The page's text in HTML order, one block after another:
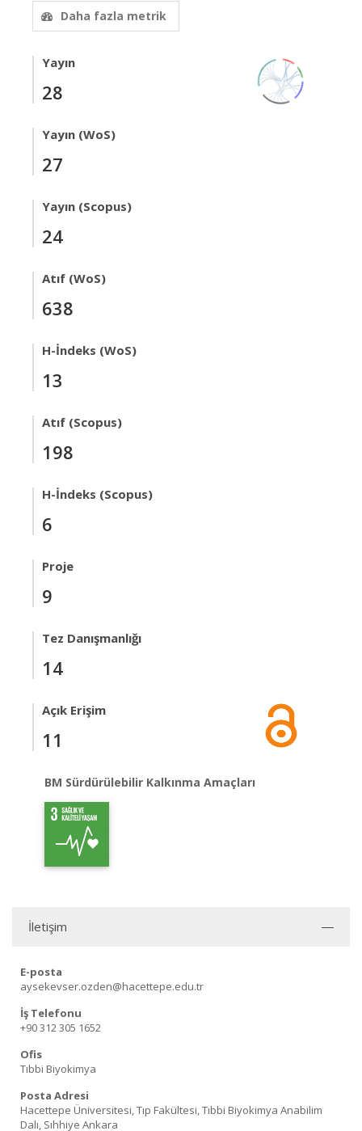
Daha fazla metrik
Yayın
28
Yayın (WoS)
27
Yayın (Scopus)
24
Atıf (WoS)
638
H-İndeks (WoS)
13
Atıf (Scopus)
198
H-İndeks (Scopus)
6
Proje
9
Tez Danışmanlığı
14
Açık Erişim
11
BM Sürdürülebilir Kalkınma Amaçları
İletişim
E-posta
aysekevser.ozden@hacettepe.edu.tr
İş Telefonu
+90 312 305 1652
Ofis
Tıbbi Biyokimya
Posta Adresi
Hacettepe Üniversitesi, Tıp Fakültesi, Tıbbi Biyokimya Anabilim
Dalı, Sıhhiye Ankara